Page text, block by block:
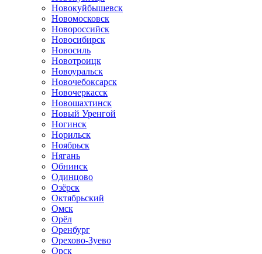
Новокуйбышевск
Новомосковск
Новороссийск
Новосибирск
Новосиль
Новотроицк
Новоуральск
Новочебоксарск
Новочеркасск
Новошахтинск
Новый Уренгой
Ногинск
Норильск
Ноябрьск
Нягань
Обнинск
Одинцово
Озёрск
Октябрьский
Омск
Орёл
Оренбург
Орехово-Зуево
Орск